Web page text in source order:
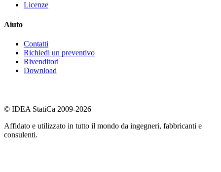
Licenze
Aiuto
Contatti
Richiedi un preventivo
Rivenditori
Download
© IDEA StatiCa 2009-2026
Affidato e utilizzato in tutto il mondo da ingegneri, fabbricanti e
consulenti.